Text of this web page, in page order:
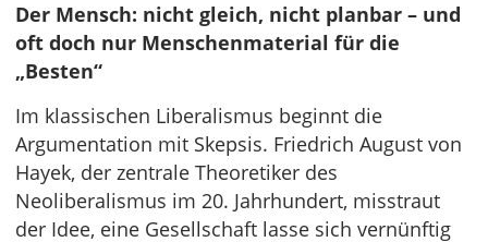
Der Mensch: nicht gleich, nicht planbar – und
oft doch nur Menschenmaterial für die
„Besten“
Im klassischen Liberalismus beginnt die
Argumentation mit Skepsis. Friedrich August von
Hayek, der zentrale Theoretiker des
Neoliberalismus im 20. Jahrhundert, misstraut
der Idee, eine Gesellschaft lasse sich vernünftig